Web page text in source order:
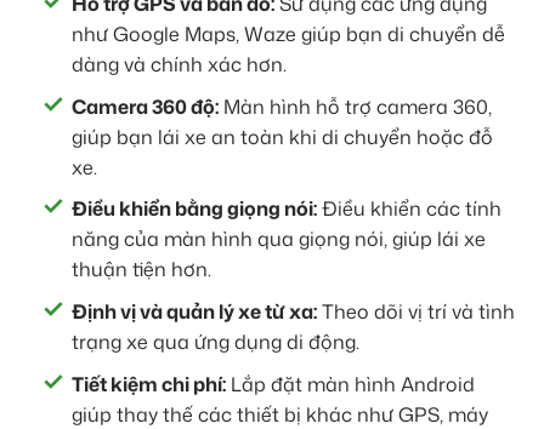
như Google Maps, Waze giúp bạn di chuyển dễ
dàng và chính xác hơn.
Camera 360 độ: Màn hình hỗ trợ camera 360,
giúp bạn lái xe an toàn khi di chuyển hoặc đỗ
xe.
Điều khiển bằng giọng nói:Điều khiển các tính
năng của màn hình qua giọng nói, giúp lái xe
thuận tiện hơn.
Định vị và quản lý xe từ xa:Theo dõi vị trí và tình
trạng xe qua ứng dụng di động.
Tiết kiệm chi phí: Lắp đặt màn hình Android
giúp thay thế các thiết bị khác như GPS, máy